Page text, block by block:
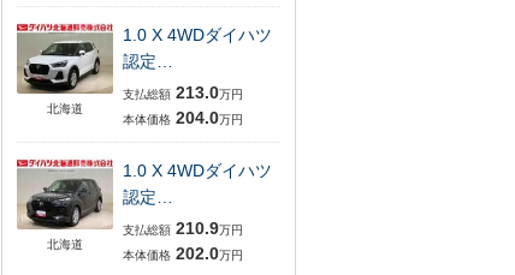
北海道
1.0 X 4WDダイハツ
認定…
支払総額 213.0万円
本体価格 204.0万円
北海道
1.0 X 4WDダイハツ
認定…
支払総額 210.9万円
本体価格 202.0万円